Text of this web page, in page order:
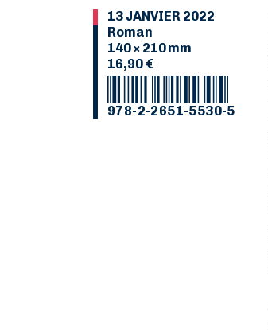
13 JANVIER 2022
Roman
140 × 210 mm
16,90 €
978-2-2651-5530-5